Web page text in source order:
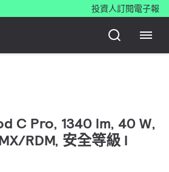
投資人訂閱電子報
C Pro, 1340 lm, 40 W,
RDM, 安全等級 I